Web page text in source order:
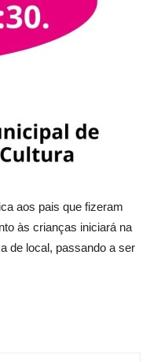
aos pais que fizeram
às crianças iniciará na
de local, passando a ser